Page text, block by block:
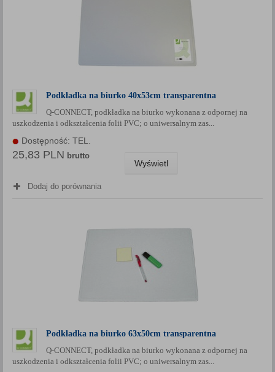
Podkładka na biurko 40x53cm transparentna
Q-CONNECT, podkładka na biurko wykonana z odpornej na
uszkodzenia i odkształcenia folii PVC; o uniwersalnym zas...
Dostępność: TEL.
25,83 PLN brutto
Wyświetl
Dodaj do porównania
Podkładka na biurko 63x50cm transparentna
Q-CONNECT, podkładka na biurko wykonana z odpornej na
uszkodzenia i odkształcenia folii PVC; o uniwersalnym zas...